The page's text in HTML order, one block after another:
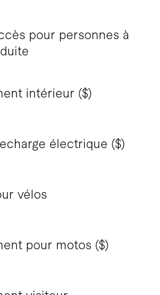
pour personnes à
intérieur ($)
électrique ($)
vélos
pour motos ($)